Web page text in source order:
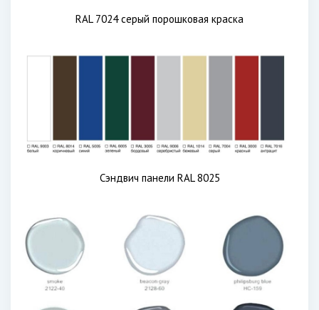
RAL 7024 серый порошковая краска
Сэндвич панели RAL 8025